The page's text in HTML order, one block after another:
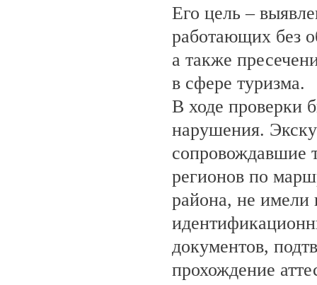
Его цель –
работающих без
а также
в сфере туризма.
В ходе проверки
нарушения.
сопровождавшие
регионов по
района, не имели
документов,
прохождение